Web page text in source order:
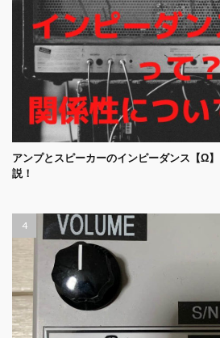
アンプとスピーカーのインピーダンス【Ω
説！